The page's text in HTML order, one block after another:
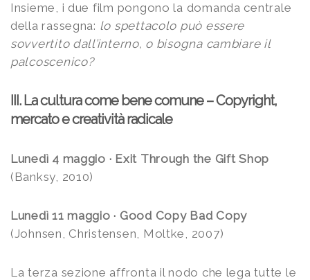
Insieme, i due film pongono la domanda centrale
della rassegna: lo spettacolo può essere
sovvertito dall’interno, o bisogna cambiare il
palcoscenico?
III. La cultura come bene comune – Copyright,
mercato e creatività radicale
Lunedì 4 maggio · Exit Through the Gift Shop
(Banksy, 2010)
Lunedì 11 maggio · Good Copy Bad Copy
(Johnsen, Christensen, Moltke, 2007)
La terza sezione affronta il nodo che lega tutte le